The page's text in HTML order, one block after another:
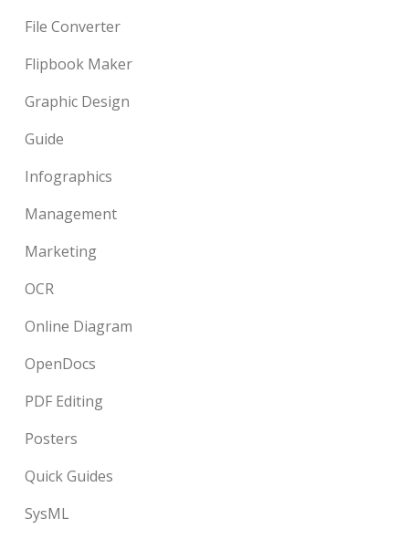
File Converter
Flipbook Maker
Graphic Design
Guide
Infographics
Management
Marketing
OCR
Online Diagram
OpenDocs
PDF Editing
Posters
Quick Guides
SysML